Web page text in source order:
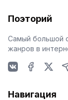
Поэторий
Самый большой
жанров в
Навигация